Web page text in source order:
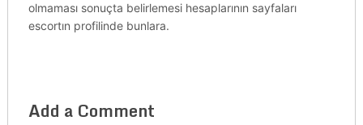
olmaması sonuçta belirlemesi hesaplarının sayfaları
escortın profilinde bunlara.
Add a Comment